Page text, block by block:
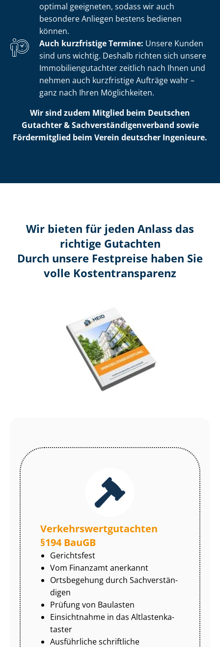
optimal geeigneten, sodass wir auch
besondere Anliegen bestens bedienen
können.
Auch kurzfristige Termine: Unsere Kunden
sind uns wichtig. Deshalb richten sich unsere
Im­mo­bi­li­en­gut­ach­ter zeitlich nach Ihnen und
nehmen auch kurzfristige Aufträge wahr –
ganz nach Ihren Möglichkeiten.
Wir sind zudem Mitglied beim Deutschen
Gutachter & Sach­ver­stän­di­gen­ver­band sowie
Fördermitglied beim Verein deutscher Ingenieure.
Wir bieten für jeden Anlass das
richtige Gutachten
Durch unsere Festpreise haben Sie
volle Kosten­transparenz
Ver­kehrs­wert­gut­ach­ten
§194 BauGB
Gerichtsfest
Vom Finanzamt anerkannt
Ortsbegehung durch Sach­ver­stän­
di­gen
Prüfung von Baulasten
Einsichtnahme in das Alt­las­ten­ka­
tas­ter
Ausführliche schriftliche